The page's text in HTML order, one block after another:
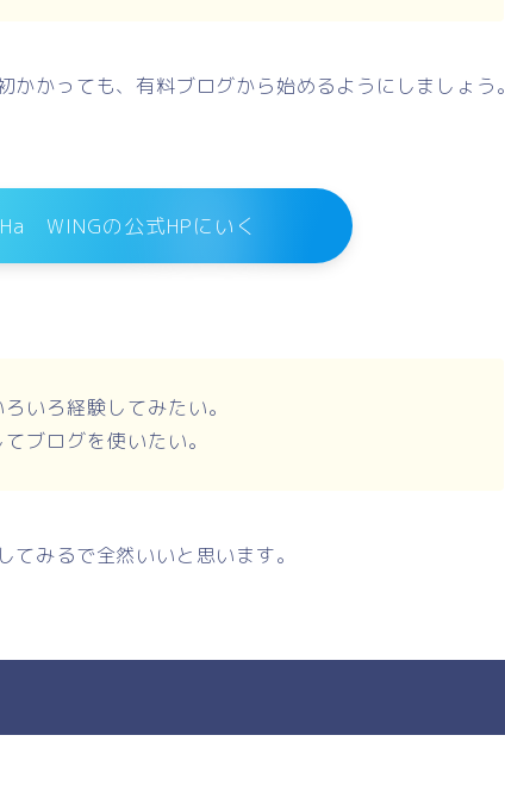
かっても、有料ブログから始めるようにしましょう。
WINGの公式HPにいく
いろ経験してみたい。
ブログを使いたい。
みるで全然いいと思います。